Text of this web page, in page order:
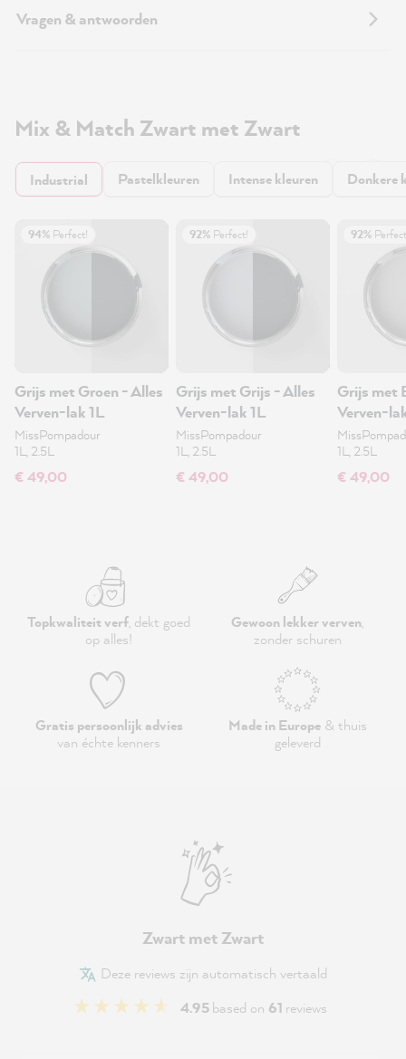
Vragen & antwoorden
Mix & Match Zwart met Zwart
Industrial Pastelkleuren Intense kleuren Donkere
94% Perfect!
Grijs met Groen - Alles
Verven-lak 1L
MissPompadour
1L, 2.5L
€ 49,00
92% Perfect!
Grijs met Grijs - Alles
Verven-lak 1L
MissPompadour
1L, 2.5L
€ 49,00
92%
Grijs met
Verven-
1L, 2.5L
€ 49,00
Topkwaliteit verf, dekt goed
op alles!
Gewoon lekker verven,
zonder schuren
Gratis persoonlijk advies
van échte kenners
Made in Europe& thuis
geleverd
Zwart met Zwart
Deze reviews zijn automatisch vertaald
4.95based on 61 reviews